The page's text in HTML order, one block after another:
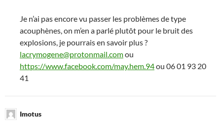
Je n’ai pas encore vu passer les problèmes de type
acouphènes, on m’en a parlé plutôt pour le bruit des
explosions, je pourrais en savoir plus ?
lacrymogene@protonmail.comou
https://www.facebook.com/may.hem.94ou 06 01 93 20
41
Imotus